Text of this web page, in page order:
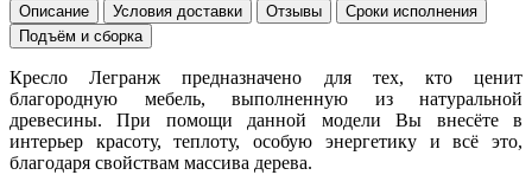
Описание Условия доставки Отзывы
Сроки исполнения
Подъём и сборка
Кресло Легранж предназначено для тех, кто ценит
благородную мебель, выполненную из натуральной
древесины. При помощи данной модели Вы внесёте в
интерьер красоту, теплоту, особую энергетику и всё это,
благодаря свойствам массива дерева.